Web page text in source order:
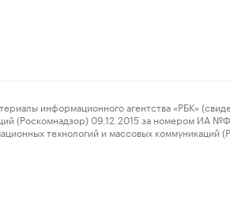
агентства «РБК»
(Роскомнадзор) 09.12.2015 за номером ИА
технологий и массовых